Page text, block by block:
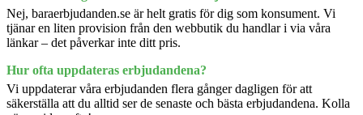
Nej, baraerbjudanden.se är helt gratis för dig som konsument. Vi
tjänar en liten provision från den webbutik du handlar i via våra
länkar – det påverkar inte ditt pris.
Hur ofta uppdateras erbjudandena?
Vi uppdaterar våra erbjudanden flera gånger dagligen för att
säkerställa att du alltid ser de senaste och bästa erbjudandena. Kolla